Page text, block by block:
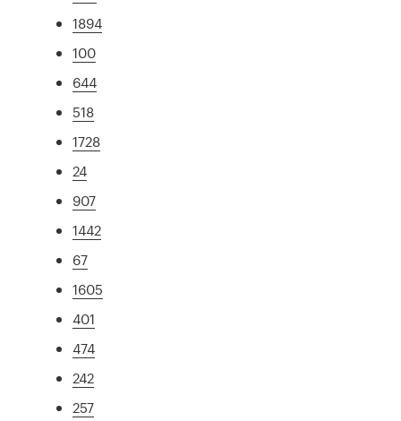
1894
100
644
518
1728
24
907
1442
67
1605
401
474
242
257